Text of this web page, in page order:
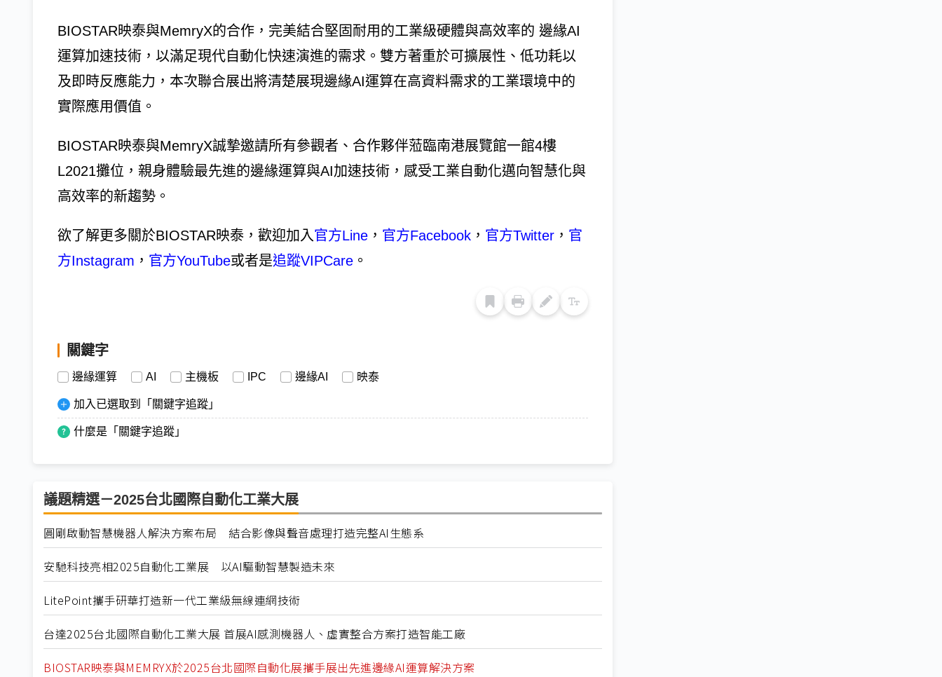
BIOSTAR映泰與MemryX的合作，完美結合堅固耐用的工業級硬體與高效率的 邊緣AI
運算加速技術，以滿足現代自動化快速演進的需求。雙方著重於可擴展性、低功耗以
及即時反應能力，本次聯合展出將清楚展現邊緣AI運算在高資料需求的工業環境中的
實際應用價值。
BIOSTAR映泰與MemryX誠摯邀請所有參觀者、合作夥伴蒞臨南港展覽館一館4樓
L2021攤位，親身體驗最先進的邊緣運算與AI加速技術，感受工業自動化邁向智慧化與
高效率的新趨勢。
欲了解更多關於BIOSTAR映泰，歡迎加入官方Line ， 官方Facebook ， 官方Twitter ， 官
方Instagram ， 官方YouTube或者是追蹤VIPCare 。
關鍵字
邊緣運算 AI 主機板 IPC 邊緣AI 映泰
加入已選取到「關鍵字追蹤」
什麼是「關鍵字追蹤」
議題精選－2025台北國際自動化工業大展
圓剛啟動智慧機器人解決方案布局 結合影像與聲音處理打造完整AI生態系
安馳科技亮相2025自動化工業展 以AI驅動智慧製造未來
LitePoint攜手研華打造新一代工業級無線連網技術
台達2025台北國際自動化工業大展 首展AI感測機器人、虛實整合方案打造智能工廠
BIOSTAR映泰與MEMRYX於2025台北國際自動化展攜手展出先進邊緣AI運算解決方案